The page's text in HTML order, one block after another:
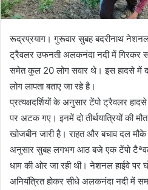
रूद्रप्रयाग। गुरूवार सुबह बदरीनाथ
ट्रैवलर उफनती अलकनंदा नदी में गिरकर
समेत कुल 20 लोग सवार थे। इस हादसे में
लोग लापता बताए जा रहे है।
प्रत्यक्षदर्शियों के अनुसार टेंपो ट्रैवलर
पर अटक गए। इनमें दो तीर्थयात्रियों की
खोजबीन जारी है। राहत और बचाव दल
अनुसार सुबह लगभग आठ बजे एक टेंपो
धाम की ओर जा रही थी। नेशनल हाईवे पर
अनियंत्रित होकर सीधे अलकनंदा नदी में